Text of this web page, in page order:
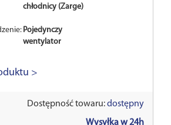
chłodnicy (Zarge)
Pojedynczy
wentylator
>
Dostępność towaru:dostępny
Wysyłka w 24h